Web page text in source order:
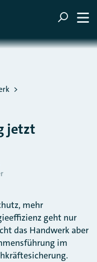
jetzt
mehr
geht nur
das Handwerk aber
im